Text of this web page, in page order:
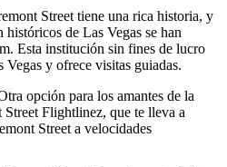
Street tiene una rica historia, y
históricos de Las Vegas se han
Esta institución sin fines de lucro
y ofrece visitas guiadas.
opción para los amantes de la
Street Flightlinez, que te lleva a
Street a velocidades